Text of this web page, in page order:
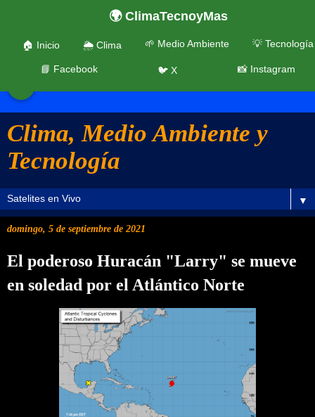
Clima, Medio Ambiente y
Tecnología
🌍 ClimaTecnoyMas
🏠 Inicio 🌦️ Clima 🌱 Medio Ambiente 💡 Tecnología
📘 Facebook 🐦 X 📸 Instagram
▼
domingo, 5 de septiembre de 2021
El poderoso Huracán "Larry" se mueve
en soledad por el Atlántico Norte